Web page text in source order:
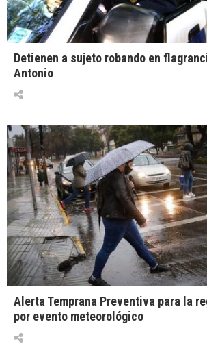
Detienen a sujeto robando en
Antonio
Alerta Temprana Preventiva para la
por evento meteorológico